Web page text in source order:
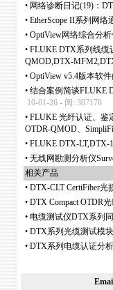
• 网络诊断日记(19)：
• EtherScope II系列网
• OptiView网络综合分
• FLUKE DTX系列线缆
QMOD,DTX-
• OptiView v5.4版本软
• 结合案例简谈FLUKE
10-01-26 - 阅: 307178
• FLUKE 光纤认证、鉴
OTDR-QMOD、
• FLUKE DTX-LT,DTX-
• 无线网勘测分析仪
相关产品
• DTX-CLT CertiFiber光
• DTX Compact OTDR
• 电缆测试仪DTX系列
• DTX系列光缆测试模块
• DTX系列电缆认证分